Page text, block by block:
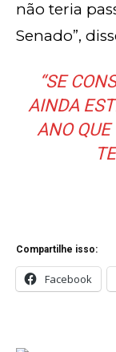
não teria
Senado”,
“SE
AINDA
ANO
Compartilhe isso:
Facebook